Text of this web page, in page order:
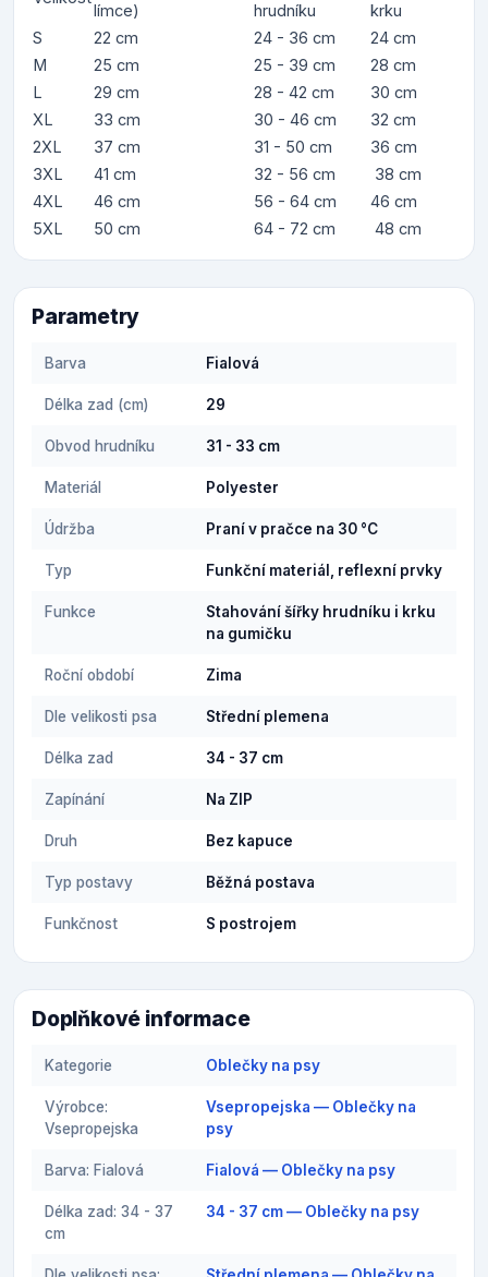
límce) hrudníku
krku
S
22 cm 24 - 36 cm
24 cm
M
25 cm 25 - 39 cm
28 cm
L
29 cm 28 - 42 cm
30 cm
XL
33 cm 30 - 46 cm
32 cm
2XL
37 cm 31 - 50 cm
36 cm
3XL
41 cm 32 - 56 cm
38 cm
4XL
46 cm 56 - 64 cm
46 cm
5XL
50 cm 64 - 72 cm 48 cm
Parametry
Barva Fialová
Délka zad (cm) 29
Obvod hrudníku 31 - 33 cm
Materiál Polyester
Údržba Praní v pračce na 30 °C
Typ Funkční materiál, reflexní prvky
Funkce
Stahování šířky hrudníku i krku
na gumičku
Roční období Zima
Dle velikosti psa Střední plemena
Délka zad 34 - 37 cm
Zapínání Na ZIP
Druh Bez kapuce
Typ postavy Běžná postava
Funkčnost S postrojem
Doplňkové informace
Kategorie Oblečky na psy
Výrobce:
Vsepropejska
Vsepropejska — Oblečky na
psy
Barva: Fialová Fialová — Oblečky na psy
Délka zad: 34 - 37
cm
34 - 37 cm — Oblečky na psy